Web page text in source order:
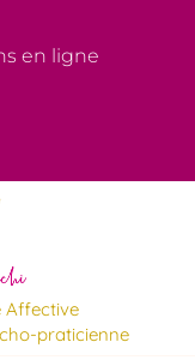
en ligne
Affective
praticienne